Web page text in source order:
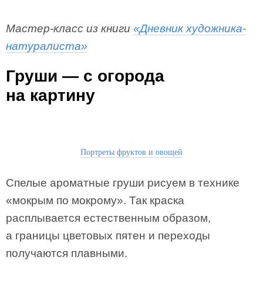
Мастер-класс из книги «Дневник художника-
натуралиста»
Груши — с огорода
на картину
Портреты фруктов и овощей
Спелые ароматные груши рисуем в технике
«мокрым по мокрому». Так краска
расплывается естественным образом,
а границы цветовых пятен и переходы
получаются плавными.